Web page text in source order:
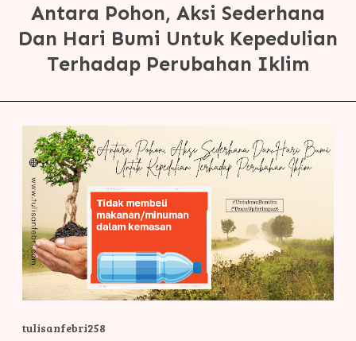
Antara Pohon, Aksi Sederhana
Dan Hari Bumi Untuk Kepedulian
Terhadap Perubahan Iklim
tulisanfebri258